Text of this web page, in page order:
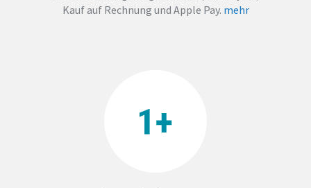
Kauf auf Rechnung und Apple Pay. mehr